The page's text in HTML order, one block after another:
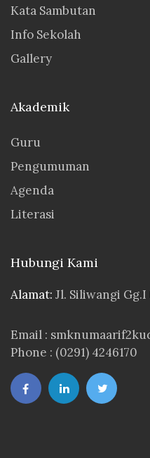
Kata Sambutan
Info Sekolah
Gallery
Akademik
Guru
Pengumuman
Agenda
Literasi
Hubungi Kami
Alamat: Jl. Siliwangi
Email :
Phone : (0291) 4246170